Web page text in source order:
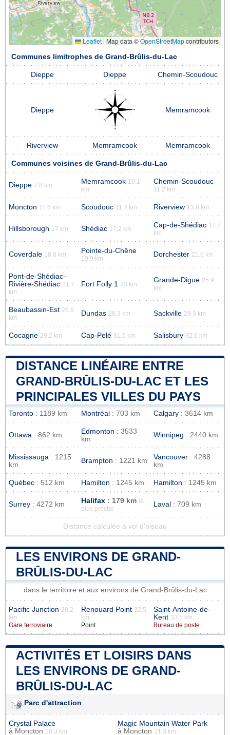
Leaflet | Map data ©OpenStreetMapcontributors
Communes limitrophes de Grand-Brûlis-du-Lac
Dieppe Dieppe Chemin-Scoudouc
Dieppe Memramcook
Riverview Memramcook Memramcook
Communes voisines de Grand-Brûlis-du-Lac
Dieppe 7.8 km Memramcook 10.1
km
Chemin-Scoudouc
11.2 km
Moncton 11.6 km Scoudouc 11.7 km Riverview 13.8 km
Hillsborough 17 km Shédiac 17.2 km Cap-de-Shédiac 17.7
km
Coverdale 18.8 km Pointe-du-Chêne
19.9 km
Dorchester 21.6 km
Pont-de-Shédiac–
Rivière-Shédiac 21.7
km
Fort Folly 1 23 km
Grande-Digue 25.9
km
Beaubassin-Est 26.6
km
Dundas 28.3 km Sackville 28.3 km
Cocagne 29.2 km Cap-Pelé 31.5 km Salisbury 32.6 km
DISTANCE LINÉAIRE ENTRE
GRAND-BRÛLIS-DU-LAC ET LES
PRINCIPALES VILLES DU PAYS
Toronto : 1189 km Montréal : 703 km Calgary : 3614 km
Ottawa : 862 km Edmonton : 3533
km
Winnipeg : 2440 km
Mississauga : 1215
km
Brampton : 1221 km Vancouver : 4288
km
Québec : 512 km Hamilton : 1245 km Hamilton : 1245 km
Surrey : 4272 km Halifax : 179 km
la
plus proche
Laval : 709 km
Distance calculée à vol d'oiseau
LES ENVIRONS DE GRAND-
BRÛLIS-DU-LAC
dans le territoire et aux environs de Grand-Brûlis-du-Lac
Pacific Junction 28.2
km
Gare ferroviaire
Renouard Point 32.5
km
Point
Saint-Antoine-de-
Kent 33.5 km
Bureau de poste
ACTIVITÉS ET LOISIRS DANS
LES ENVIRONS DE GRAND-
BRÛLIS-DU-LAC
Parc d'attraction
Crystal Palace
à Moncton 10.3 km
Magic Mountain Water Park
à Moncton 21.3 km